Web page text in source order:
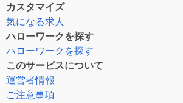
カスタマイズ
気になる求人
ハローワークを探す
ハローワークを探す
このサービスについて
運営者情報
ご注意事項